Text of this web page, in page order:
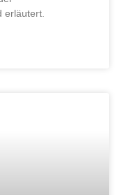
erläutert.